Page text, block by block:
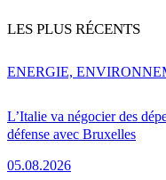
LES PLUS RÉCENTS
L’Italie va négocier des
défense avec Bruxelles
05.08.2026
ENERGIE,